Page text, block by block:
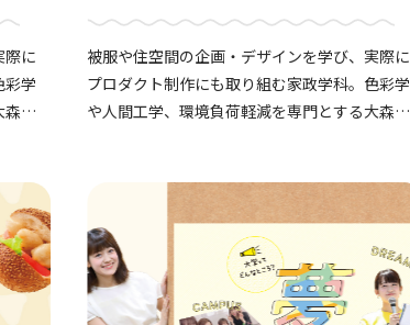
際に
彩学
森ゼ
被服や住空間の企画・デザインを学び、実際に
プロダクト制作にも取り組む家政学科。色彩学
や人間工学、環境負荷軽減を専門とする大森ゼ